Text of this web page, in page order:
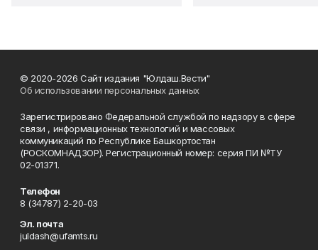
© 2020-2026 Сайт издания "Юлдаш.Вести"
Об использовании персональных данных
Зарегистрировано Федеральной службой по надзору в сфере
связи , информационных технологий и массовых
коммуникаций по Республике Башкортостан
(РОСКОМНАДЗОР). Регистрационный номер: серия ПИ №ТУ
02-01371.
Телефон
8 (34787) 2-20-03
Эл. почта
juldash@ufamts.ru